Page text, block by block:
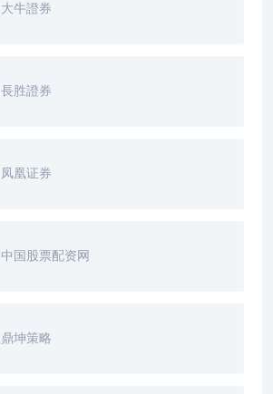
大牛證券
長胜證券
凤凰证券
中国股票配资网
鼎坤策略